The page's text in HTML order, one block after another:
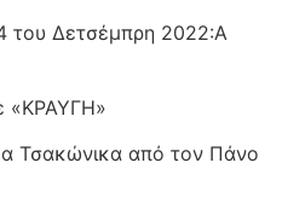
του Δετσέμπρη 2022:Α
«ΚΡΑΥΓΗ»
Τσακώνικα από τον Πάνο